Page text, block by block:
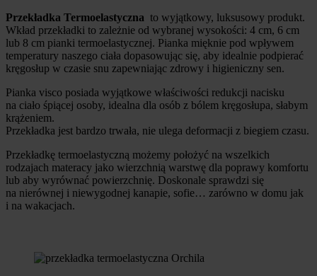
Przekładka Termoelastyczna to wyjątkowy, luksusowy produkt.
Wkład przekładki to zależnie od wybranej wysokości: 4 cm, 6 cm
lub 8 cm pianki termoelastycznej. Pianka mięknie pod wpływem
temperatury naszego ciała dopasowując się, aby idealnie podpierać
kręgosłup w czasie snu zapewniając zdrowy i higieniczny sen.
Pianka visco posiada wyjątkowe właściwości redukcji nacisku
na ciało śpiącej osoby, idealna dla osób z bólem kręgosłupa, słabym
krążeniem.
Przekładka jest bardzo trwała, nie ulega deformacji z biegiem czasu.
Przekładkę termoelastyczną możemy położyć na wszelkich
rodzajach materacy jako wierzchnią warstwę dla poprawy komfortu
lub aby wyrównać powierzchnię. Doskonale sprawdzi się
na nierównej i niewygodnej kanapie, sofie… zarówno w domu jak
i na wakacjach.